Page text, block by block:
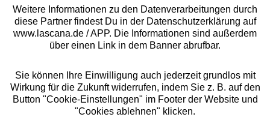
Weitere Informationen zu den Datenverarbeitungen durch
diese Partner findest Du in der Datenschutzerklärung auf
www.lascana.de / APP. Die Informationen sind außerdem
über einen Link in dem Banner abrufbar.
Sie können Ihre Einwilligung auch jederzeit grundlos mit
Wirkung für die Zukunft widerrufen, indem Sie z. B. auf den
Button "Cookie-Einstellungen" im Footer der Website und
"Cookies ablehnen" klicken.